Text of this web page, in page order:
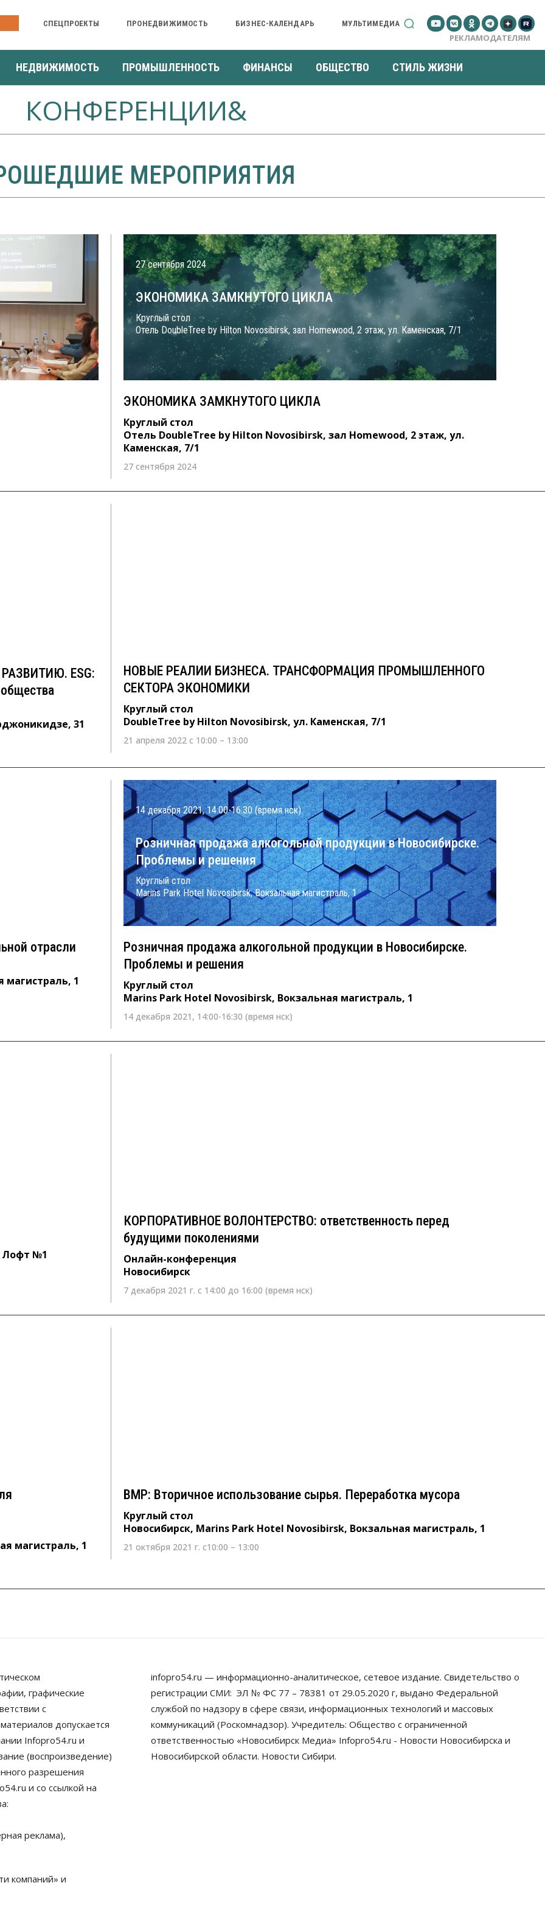
СПЕЦПРОЕКТЫ ПРОНЕДВИЖИМОСТЬ БИЗНЕС-КАЛЕНДАРЬ МУЛЬТИМЕДИА
РЕКЛАМОДАТЕЛЯМ
НЕДВИЖИМОСТЬ ПРОМЫШЛЕННОСТЬ ФИНАНСЫ ОБЩЕСТВО СТИЛЬ ЖИЗНИ
КОНФЕРЕНЦИИ&
МЕРОПРИЯТИЯ
27 сентября 2024
ЭКОНОМИКА ЗАМКНУТОГО ЦИКЛА
Круглый стол
Отель DoubleTree by Hilton Novosibirsk, зал Homewood, 2 этаж, ул. Каменская, 7/1
ЭКОНОМИКА ЗАМКНУТОГО ЦИКЛА
Круглый стол
Отель DoubleTree by Hilton Novosibirsk, зал Homewood, 2 этаж, ул.
Каменская, 7/1
27 сентября 2024
ESG:
31
НОВЫЕ РЕАЛИИ БИЗНЕСА. ТРАНСФОРМАЦИЯ ПРОМЫШЛЕННОГО
СЕКТОРА ЭКОНОМИКИ
Круглый стол
DoubleTree by Hilton Novosibirsk, ул. Каменская, 7/1
21 апреля 2022 с 10:00 – 13:00
отрасли
магистраль, 1
14 декабря 2021, 14:00-16:30 (время нск)
Розничная продажа алкогольной продукции в Новосибирске.
Проблемы и решения
Круглый стол
Marins Park Hotel Novosibirsk, Вокзальная магистраль, 1
Розничная продажа алкогольной продукции в Новосибирске.
Проблемы и решения
Круглый стол
Marins Park Hotel Novosibirsk, Вокзальная магистраль, 1
14 декабря 2021, 14:00-16:30 (время нск)
Лофт №1
КОРПОРАТИВНОЕ ВОЛОНТЕРСТВО: ответственность перед
будущими поколениями
Онлайн-конференция
Новосибирск
7 декабря 2021 г. с 14:00 до 16:00 (время нск)
магистраль, 1
ВМР: Вторичное использование сырья. Переработка мусора
Круглый стол
Новосибирск, Marins Park Hotel Novosibirsk, Вокзальная магистраль, 1
21 октября 2021 г. с10:00 – 13:00
графические
с
допускается
Infopro54.ru и
(воспроизведение)
разрешения
и со ссылкой на
реклама),
компаний» и
infopro54.ru — информационно-аналитическое, сетевое издание. Свидетельство о
регистрации СМИ: ЭЛ № ФС 77 – 78381 от 29.05.2020 г, выдано Федеральной
службой по надзору в сфере связи, информационных технологий и массовых
коммуникаций (Роскомнадзор). Учредитель: Общество с ограниченной
ответственностью «Новосибирск Медиа» Infopro54.ru - Новости Новосибирска и
Новосибирской области. Новости Сибири.